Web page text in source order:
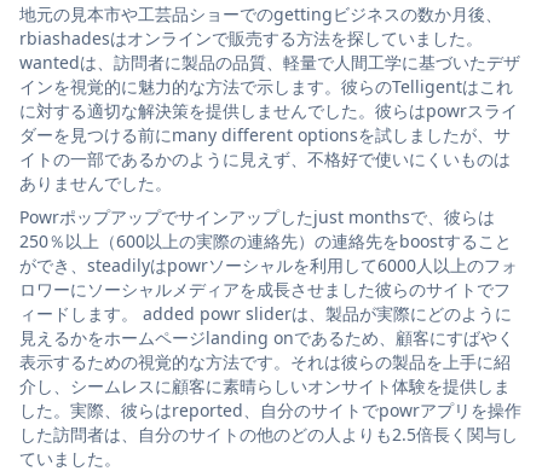
地元の見本市や工芸品ショーでのgettingビジネスの数か月後、
rbiashadesはオンラインで販売する方法を探していました。
wantedは、訪問者に製品の品質、軽量で人間工学に基づいたデザ
インを視覚的に魅力的な方法で示します。彼らのTelligentはこれ
に対する適切な解決策を提供しませんでした。彼らはpowrスライ
ダーを見つける前にmany different optionsを試しましたが、サ
イトの一部であるかのように見えず、不格好で使いにくいものは
ありませんでした。
Powrポップアップでサインアップしたjust monthsで、彼らは
250％以上（600以上の実際の連絡先）の連絡先をboostすること
ができ、steadilyはpowrソーシャルを利用して6000人以上のフォ
ロワーにソーシャルメディアを成長させました彼らのサイトでフ
ィードします。 added powr sliderは、製品が実際にどのように
見えるかをホームページlanding onであるため、顧客にすばやく
表示するための視覚的な方法です。それは彼らの製品を上手に紹
介し、シームレスに顧客に素晴らしいオンサイト体験を提供しま
した。実際、彼らはreported、自分のサイトでpowrアプリを操作
した訪問者は、自分のサイトの他のどの人よりも2.5倍長く関与し
ていました。